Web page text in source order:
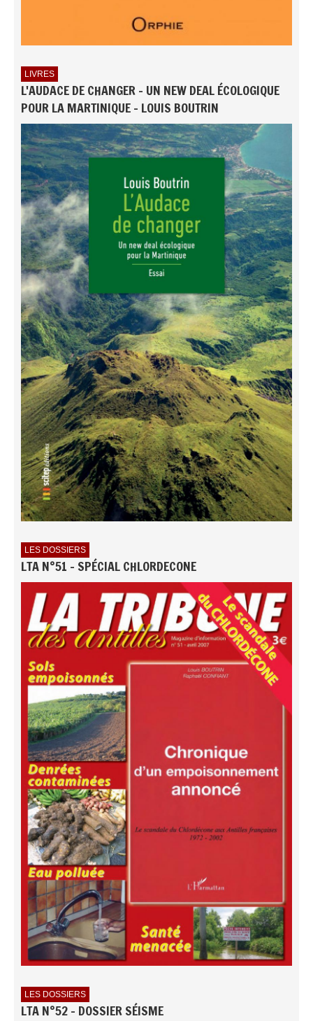
LIVRES
L'AUDACE DE CHANGER - UN NEW DEAL ÉCOLOGIQUE
POUR LA MARTINIQUE - LOUIS BOUTRIN
LES DOSSIERS
LTA N°51 - SPÉCIAL CHLORDECONE
LES DOSSIERS
LTA N°52 - DOSSIER SÉISME